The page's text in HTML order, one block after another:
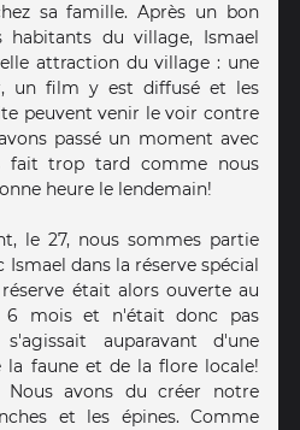
sa famille. Après un bon
habitants du village, Ismael
attraction du village : une
un film y est diffusé et les
peuvent venir le voir contre
passé un moment avec
fait trop tard comme nous
heure le lendemain!
le 27, nous sommes partie
dans la réserve spécial
était alors ouverte au
6 mois et n'était donc pas
auparavant d'une
la faune et de la flore locale!
Nous avons du créer notre
et les épines. Comme